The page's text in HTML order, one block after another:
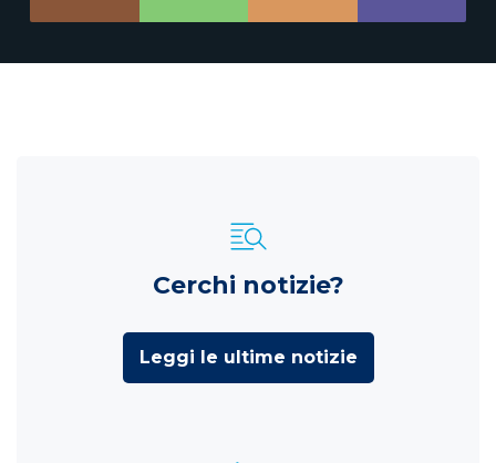
Cerchi notizie?
Leggi le ultime notizie